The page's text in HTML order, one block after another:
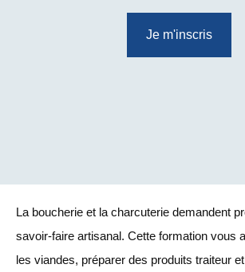
Je m'inscris
La boucherie et la charcuterie demandent
savoir-faire artisanal. Cette formation vous
les viandes, préparer des produits traiteur